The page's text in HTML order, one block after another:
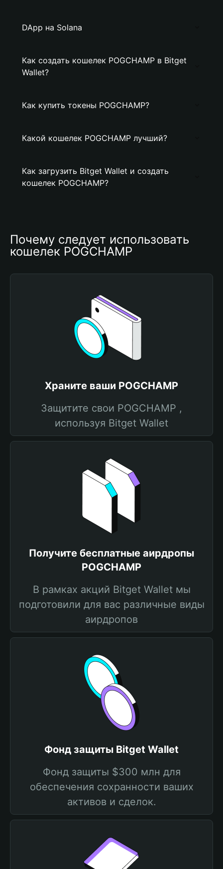
DApp на Solana
Как создать кошелек POGCHAMP в Bitget
Wallet?
Как купить токены POGCHAMP?
Какой кошелек POGCHAMP лучший?
Как загрузить Bitget Wallet и создать
кошелек POGCHAMP?
Почему следует использовать
кошелек POGCHAMP
Храните ваши POGCHAMP
Защитите свои POGCHAMP ,
используя Bitget Wallet
Получите бесплатные аирдропы
POGCHAMP
В рамках акций Bitget Wallet мы
подготовили для вас различные виды
аирдропов
Фонд защиты Bitget Wallet
Фонд защиты $300 млн для
обеспечения сохранности ваших
активов и сделок.